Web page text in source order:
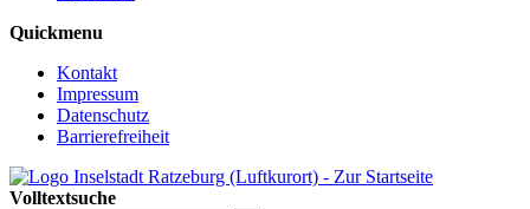
Quickmenu
Kontakt
Impressum
Datenschutz
Barrierefreiheit
Volltextsuche